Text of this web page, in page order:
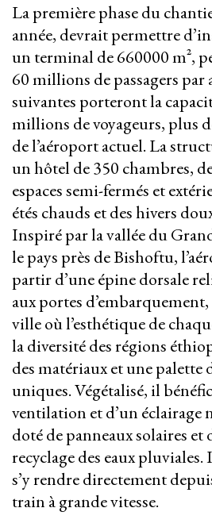
La première phase du
année, devrait permettre
un terminal de 660000 m²,
60 millions de passagers par
suivantes porteront la
millions de voyageurs, plus
de l’aéroport actuel. La
un hôtel de 350 chambres,
espaces semi-fermés et
étés chauds et des hivers
Inspiré par la vallée du
le pays près de Bishoftu,
partir d’une épine dorsale
aux portes
ville où l’esthétique de
la diversité des régions
des matériaux et une palette
uniques. Végétalisé, il
ventilation et d’un éclairage
doté de panneaux solaires et
recyclage des eaux pluviales.
s’y rendre directement
train à grande vitesse.